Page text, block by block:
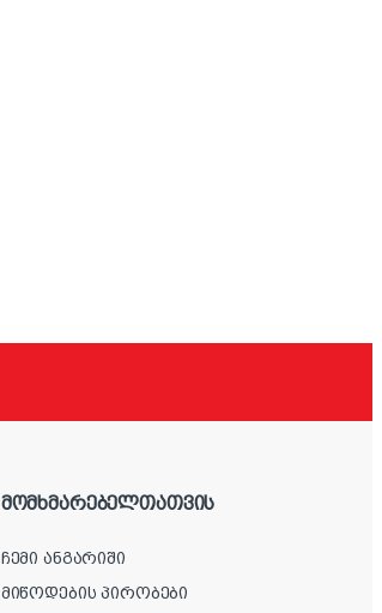
მომხმარებელთათვის
ჩემი ანგარიში
მიწოდების პირობები